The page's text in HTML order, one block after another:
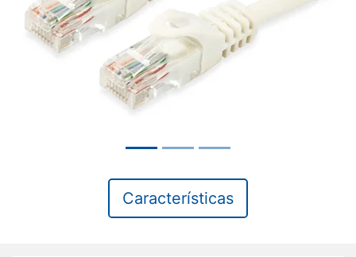
Previous
Características